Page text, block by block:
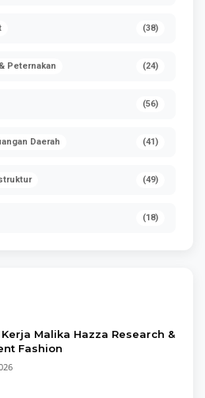
(38)
Peternakan (24)
(56)
Daerah (41)
(49)
(18)
Malika Hazza Research &
Fashion